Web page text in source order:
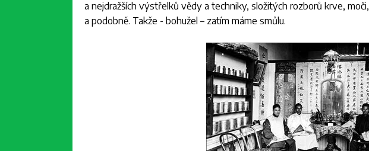
a nejdražších výstřelků vědy a techniky, složitých rozborů krve,
a podobně. Takže - bohužel – zatím máme smůlu.